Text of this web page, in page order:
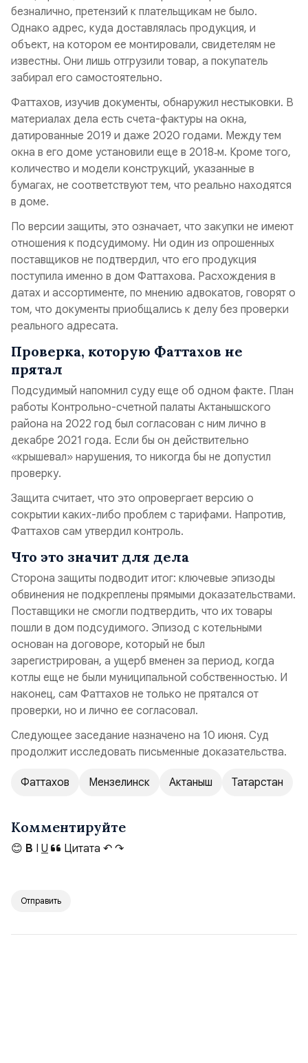
безналично, претензий к плательщикам не было.
Однако адрес, куда доставлялась продукция, и
объект, на котором ее монтировали, свидетелям не
известны. Они лишь отгрузили товар, а покупатель
забирал его самостоятельно.
Фаттахов, изучив документы, обнаружил нестыковки. В
материалах дела есть счета-фактуры на окна,
датированные 2019 и даже 2020 годами. Между тем
окна в его доме установили еще в 2018‑м. Кроме того,
количество и модели конструкций, указанные в
бумагах, не соответствуют тем, что реально находятся
в доме.
По версии защиты, это означает, что закупки не имеют
отношения к подсудимому. Ни один из опрошенных
поставщиков не подтвердил, что его продукция
поступила именно в дом Фаттахова. Расхождения в
датах и ассортименте, по мнению адвокатов, говорят о
том, что документы приобщались к делу без проверки
реального адресата.
Проверка, которую Фаттахов не
прятал
Подсудимый напомнил суду еще об одном факте. План
работы Контрольно-счетной палаты Актанышского
района на 2022 год был согласован с ним лично в
декабре 2021 года. Если бы он действительно
«крышевал» нарушения, то никогда бы не допустил
проверку.
Защита считает, что это опровергает версию о
сокрытии каких-либо проблем с тарифами. Напротив,
Фаттахов сам утвердил контроль.
Что это значит для дела
Сторона защиты подводит итог: ключевые эпизоды
обвинения не подкреплены прямыми доказательствами.
Поставщики не смогли подтвердить, что их товары
пошли в дом подсудимого. Эпизод с котельными
основан на договоре, который не был
зарегистрирован, а ущерб вменен за период, когда
котлы еще не были муниципальной собственностью. И
наконец, сам Фаттахов не только не прятался от
проверки, но и лично ее согласовал.
Следующее заседание назначено на 10 июня. Суд
продолжит исследовать письменные доказательства.
Фаттахов Мензелинск Актаныш Татарстан
Комментируйте
😊 B I U Цитата ↶ ↷
Отправить